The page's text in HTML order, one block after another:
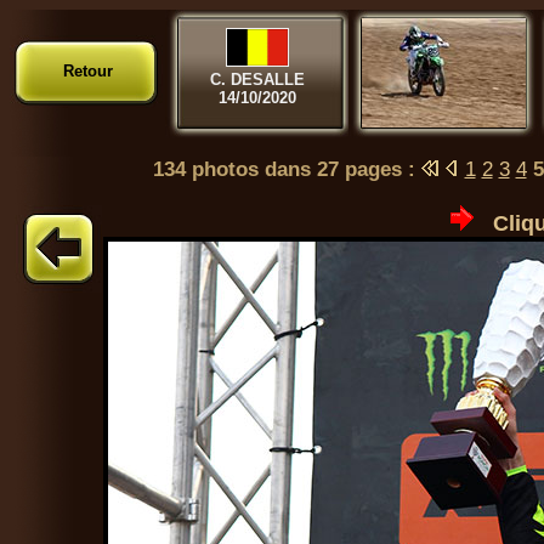
Retour
C. DESALLE
14/10/2020
134 photos dans 27 pages : 1 2 3 4